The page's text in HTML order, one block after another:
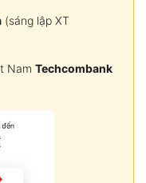
(sáng lập XT
Nam Techcombank